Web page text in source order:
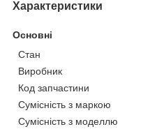
Характеристики
Основні
Стан
Виробник
Код запчастини
Сумісність з маркою
Сумісність з моделлю